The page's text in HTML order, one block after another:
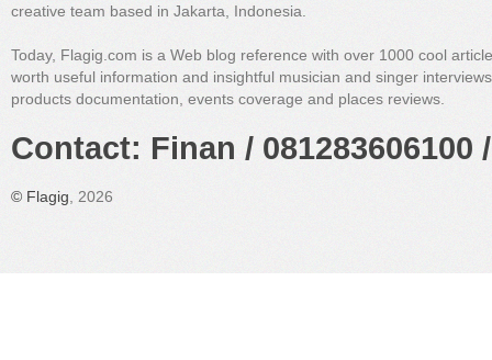
creative team based in Jakarta, Indonesia.
Today, Flagig.com is a Web blog reference with over 1000 cool
worth useful information and insightful musician and singer
products documentation, events coverage and places reviews.
Contact: Finan /
© Flagig , 2026